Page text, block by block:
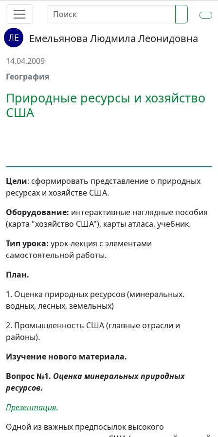
Емельянова Людмила Леонидовна
14.04.2009
География
Природные ресурсы и хозяйство
США
Цели: сформировать представление о природных
ресурсах и хозяйстве США.
Оборудование: интерактивные наглядные пособия
(карта "хозяйство США"), карты атласа, учебник.
Тип урока: урок-лекция с элементами
самостоятельной работы.
План.
1. Оценка природных ресурсов (минеральных.
водных, лесных, земельных)
2. Промышленность США (главные отрасли и
районы).
Изучение нового материала.
Вопрос №1. Оценка минеральных природных
ресурсов.
Презентация.
Одной из важных предпосылок высокого